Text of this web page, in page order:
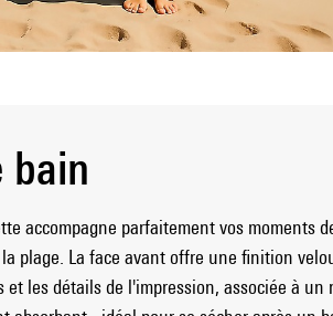
bain
accompagne parfaitement vos moments
plage. La face avant offre une finition
les détails de l'impression, associée à un